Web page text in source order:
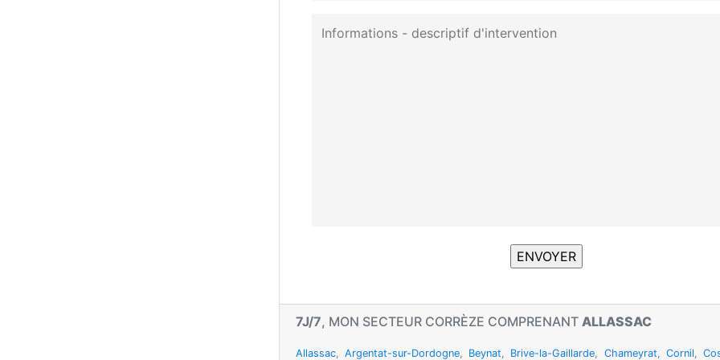
7J/7, MON SECTEUR CORRÈZE COMPRENANT ALLASSAC
Allassac ,Argentat-sur-Dordogne Beynat Brive-la-Gaillarde Chameyrat Cornil